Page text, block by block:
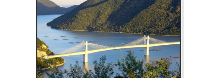
市民は、温かい人が多いと感じています。すれ
違えば挨拶を交わし、登下校時には子どもた
ちの元気な声がひびきます。また、移住者同
士のつながりもありますので、ぜひ一度新見
市を訪れてみてください。きっと気に入ってい
ただけると思います。